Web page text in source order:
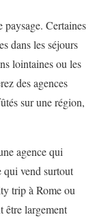
paysage. Certaines
dans les séjours
lointaines ou les
des agences
sur une région,
agence qui
qui vend surtout
trip à Rome ou
être largement